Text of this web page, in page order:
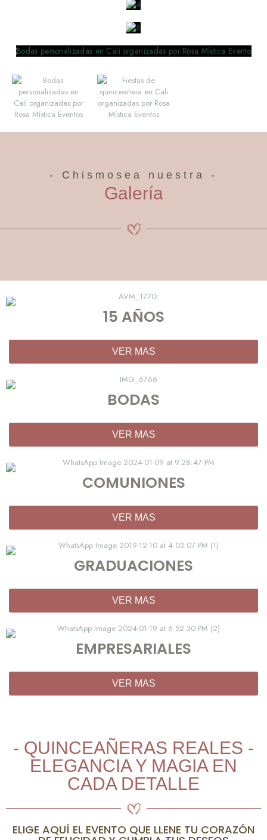
- Chismosea nuestra -
Galería
15 AÑOS
VER MAS
BODAS
VER MAS
COMUNIONES
VER MAS
GRADUACIONES
VER MAS
EMPRESARIALES
VER MAS
- QUINCEAÑERAS REALES -
ELEGANCIA Y MAGIA EN
CADA DETALLE
ELIGE AQUÍ EL EVENTO QUE LLENE TU CORAZÓN